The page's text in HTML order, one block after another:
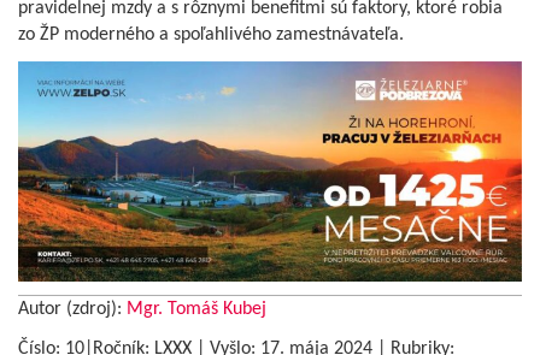
pravidelnej mzdy a s rôznymi benefitmi sú faktory, ktoré robia
zo ŽP moderného a spoľahlivého zamestnávateľa.
Autor (zdroj): Mgr. Tomáš Kubej
Číslo: 10|Ročník: LXXX | Vyšlo: 17. mája 2024 Rubriky: